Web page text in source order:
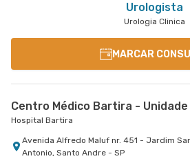
Urologista
Urologia Clinica
MARCAR
Centro Médico Bartira -
Hospital Bartira
Avenida Alfredo Maluf nr. 451 - Jardim
Antonio, Santo Andre - SP